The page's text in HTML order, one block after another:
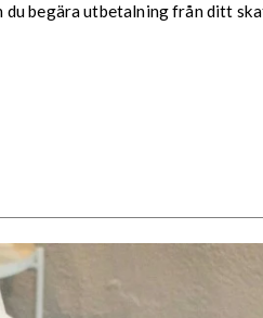
du begära utbetalning från ditt